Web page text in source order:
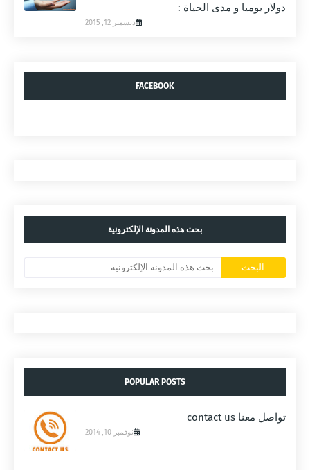
دولار يوميا و مدى الحياة :
ديسمبر 12, 2015
FACEBOOK
بحث هذه المدونة الإلكترونية
POPULAR POSTS
تواصل معنا contact us
نوفمبر 10, 2014